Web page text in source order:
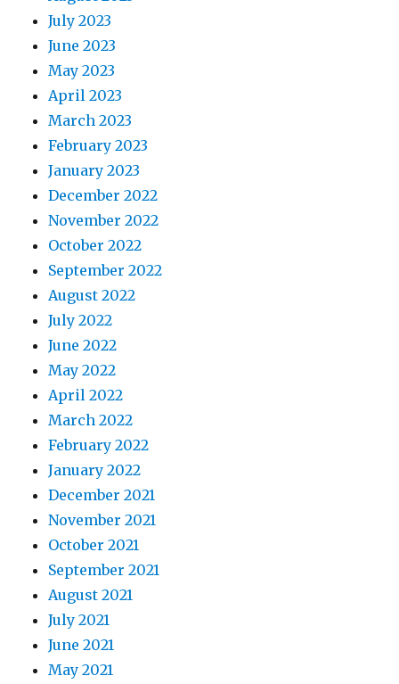
July 2023
June 2023
May 2023
April 2023
March 2023
February 2023
January 2023
December 2022
November 2022
October 2022
September 2022
August 2022
July 2022
June 2022
May 2022
April 2022
March 2022
February 2022
January 2022
December 2021
November 2021
October 2021
September 2021
August 2021
July 2021
June 2021
May 2021